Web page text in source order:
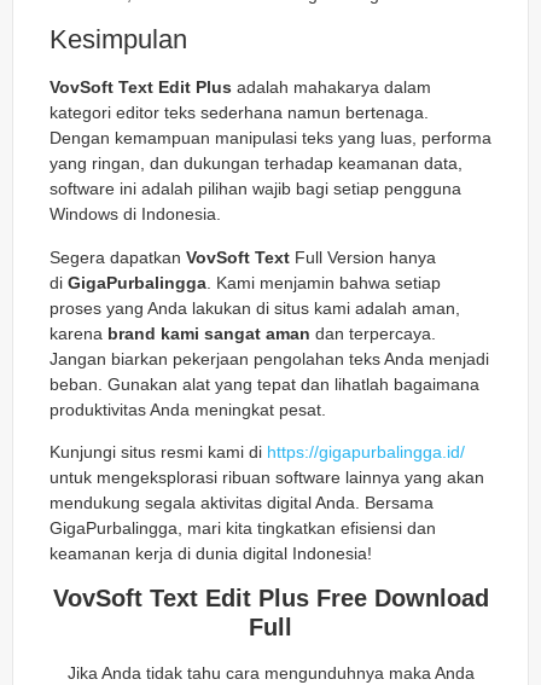
Kesimpulan
VovSoft Text Edit Plus adalah mahakarya dalam
kategori editor teks sederhana namun bertenaga.
Dengan kemampuan manipulasi teks yang luas, performa
yang ringan, dan dukungan terhadap keamanan data,
software ini adalah pilihan wajib bagi setiap pengguna
Windows di Indonesia.
Segera dapatkan VovSoft Text Full Version hanya
di GigaPurbalingga . Kami menjamin bahwa setiap
proses yang Anda lakukan di situs kami adalah aman,
karena brand kami sangat aman dan terpercaya.
Jangan biarkan pekerjaan pengolahan teks Anda menjadi
beban. Gunakan alat yang tepat dan lihatlah bagaimana
produktivitas Anda meningkat pesat.
Kunjungi situs resmi kami di https://gigapurbalingga.id/
untuk mengeksplorasi ribuan software lainnya yang akan
mendukung segala aktivitas digital Anda. Bersama
GigaPurbalingga, mari kita tingkatkan efisiensi dan
keamanan kerja di dunia digital Indonesia!
VovSoft Text Edit Plus Free Download
Full
Jika Anda tidak tahu cara mengunduhnya maka Anda